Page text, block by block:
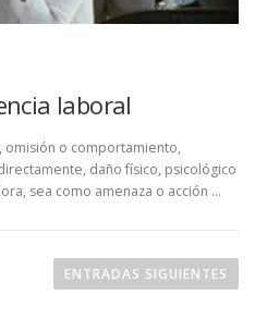
laboral
omisión o comportamiento,
daño físico, psicológico
sea como amenaza o acción …
ENTRADAS SIGUIENTES